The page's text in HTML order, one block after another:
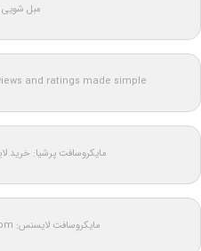
مبل
and ratings made simple
مایکروسافت پرشیا: خرید
مایکروسافت لایسنس: MicrosoftLicense.com